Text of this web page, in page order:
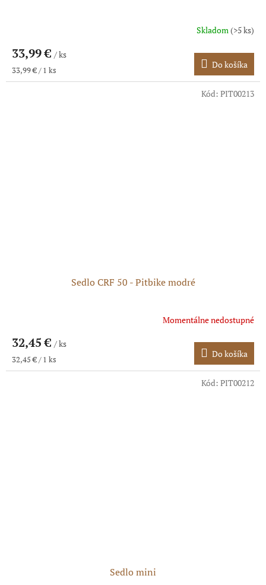
produktu
je
4,0
Skladom(>5 ks)
33,99 € / ks
Jednotková
cena:
33,99 € / 1 ks Do košíka
Sedlo CRF 50 - Pitbike modré
Momentálne nedostupné
32,45 € / ks
Jednotková
cena:
32,45 € / 1 ks Do košíka
Kód: PIT00213
Sedlo mini
Kód: PIT00212